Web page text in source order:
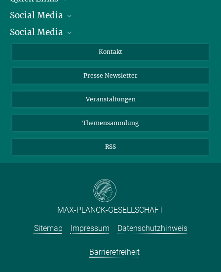
Präsident
Zahlen und Fakten
Social Media
Bluesky
TikTok
Social Media
Instagram
YouTube
Kontakt
Presse Newsletter
Veranstaltungen
Themensammlung
RSS
MAX-PLANCK-GESELLSCHAFT
Sitemap
Impressum Datenschutzhinweis
Barrierefreiheit